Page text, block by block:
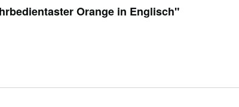
Orange in Englisch"